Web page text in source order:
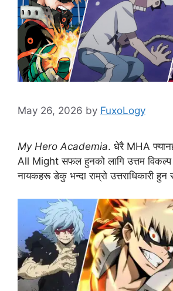
May 26, 2026 by FuxoLogy
My Hero Academia. धेरै MHA
All Might सफल हुनको लागि उत्तम विकल्प
नायकहरू डेकु भन्दा राम्रो उत्तराधिकारी हुन